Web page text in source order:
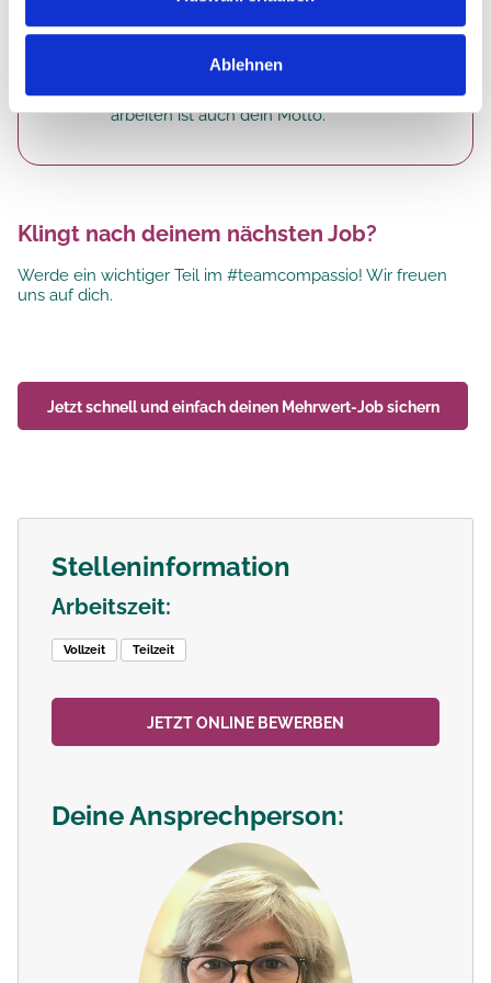
Ablehnen
Humor macht das Leben leichter.
Gemeinsam lachen, respektvoll miteinander
umgehen und verantwortungsbewusst
arbeiten ist auch dein Motto.
Klingt nach deinem nächsten Job?
Werde ein wichtiger Teil im #teamcompassio! Wir freuen
uns auf dich.
Jetzt schnell und einfach deinen Mehrwert-Jobsichern
Stelleninformation
Arbeitszeit:
Vollzeit Teilzeit
JETZT ONLINE BEWERBEN
Deine Ansprechperson: